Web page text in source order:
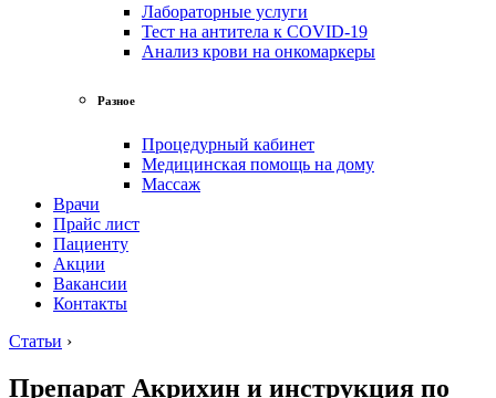
Лабораторные услуги
Тест на антитела к COVID-19
Анализ крови на онкомаркеры
Разное
Процедурный кабинет
Медицинская помощь на дому
Массаж
Врачи
Прайс лист
Пациенту
Акции
Вакансии
Контакты
Статьи ›
Препарат Акрихин и инструкция по